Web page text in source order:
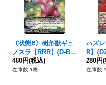
〔状態B〕樹角獣ギュ
ノスラ【RRR】{D-BT
01/010}《ストイケイ
ア》
480円(税込)
在庫数 1枚
ハズ
R】
《コロ
ンパイ
280円(
在庫数